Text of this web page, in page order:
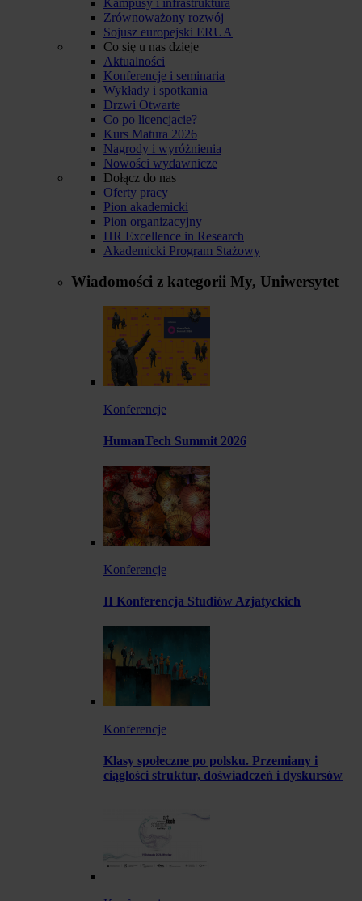
Zrównoważony rozwój
Sojusz europejski ERUA
Co się u nas dzieje
Aktualności
Konferencje i seminaria
Wykłady i spotkania
Drzwi Otwarte
Co po licencjacie?
Kurs Matura 2026
Nagrody i wyróżnienia
Nowości wydawnicze
Dołącz do nas
Oferty pracy
Pion akademicki
Pion organizacyjny
HR Excellence in Research
Akademicki Program Stażowy
Wiadomości z kategorii My, Uniwersytet
Konferencje
HumanTech Summit 2026
Konferencje
II Konferencja Studiów Azjatyckich
Konferencje
Klasy społeczne po polsku. Przemiany i
ciągłości struktur, doświadczeń i dyskursów